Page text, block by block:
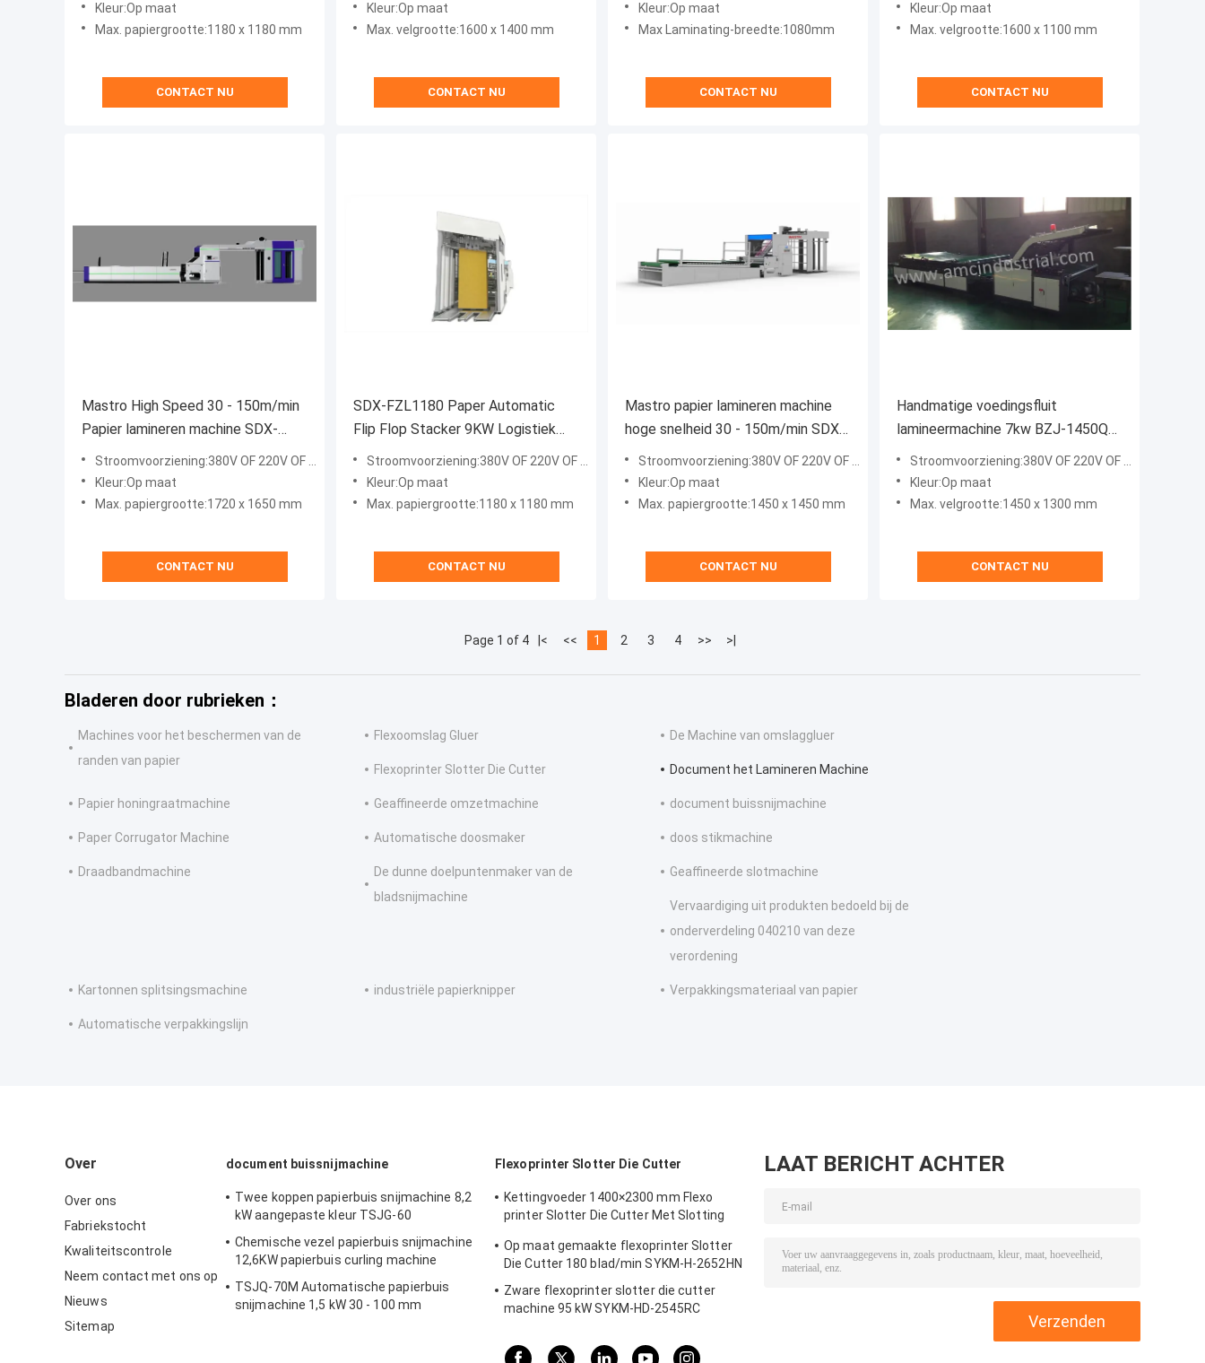
Kleur:Op maat
Max. papiergrootte:1180 x 1180 mm
CONTACT NU
Kleur:Op maat
Max. velgrootte:1600 x 1400 mm
CONTACT NU
Kleur:Op maat
Max Laminating-breedte:1080mm
CONTACT NU
Kleur:Op maat
Max. velgrootte:1600 x 1100 mm
CONTACT NU
Mastro High Speed 30 - 150m/min
Papier lamineren machine SDX-
M1720
Stroomvoorziening:380V OF 220V OF 415V
Kleur:Op maat
Max. papiergrootte:1720 x 1650 mm
CONTACT NU
SDX-FZL1180 Paper Automatic
Flip Flop Stacker 9KW Logistiek
transportband type
Stroomvoorziening:380V OF 220V OF 415V
Kleur:Op maat
Max. papiergrootte:1180 x 1180 mm
CONTACT NU
Mastro papier lamineren machine
hoge snelheid 30 - 150m/min SDX-
M1450
Stroomvoorziening:380V OF 220V OF 415V
Kleur:Op maat
Max. papiergrootte:1450 x 1450 mm
CONTACT NU
Handmatige voedingsfluit
lamineermachine 7kw BZJ-1450Q2
4000kg Gewicht
Stroomvoorziening:380V OF 220V OF 415V
Kleur:Op maat
Max. velgrootte:1450 x 1300 mm
CONTACT NU
Page 1 of 4 |< << 1 2 3 4 >> >|
Bladeren door rubrieken：
Machines voor het beschermen van de
randen van papier
Flexoomslag Gluer De Machine van omslaggluer
Flexoprinter Slotter Die Cutter Document het Lamineren Machine
Papier honingraatmachine Geaffineerde omzetmachine document buissnijmachine
Paper Corrugator Machine Automatische doosmaker doos stikmachine
Draadbandmachine
De dunne doelpuntenmaker van de
bladsnijmachine
Geaffineerde slotmachine
Vervaardiging uit produkten bedoeld bij de
onderverdeling 040210 van deze
verordening
Kartonnen splitsingsmachine industriële papierknipper Verpakkingsmateriaal van papier
Automatische verpakkingslijn
Over
Over ons
Fabriekstocht
Kwaliteitscontrole
Neem contact met ons op
Nieuws
Sitemap
document buissnijmachine
Twee koppen papierbuis snijmachine 8,2
kW aangepaste kleur TSJG-60
Chemische vezel papierbuis snijmachine
12,6KW papierbuis curling machine
TSJQ-70M Automatische papierbuis
snijmachine 1,5 kW 30 - 100 mm
Flexoprinter Slotter Die Cutter
Kettingvoeder 1400×2300 mm Flexo
printer Slotter Die Cutter Met Slotting
Op maat gemaakte flexoprinter Slotter
Die Cutter 180 blad/min SYKM-H-2652HN
Zware flexoprinter slotter die cutter
machine 95 kW SYKM-HD-2545RC
LAAT BERICHT ACHTER